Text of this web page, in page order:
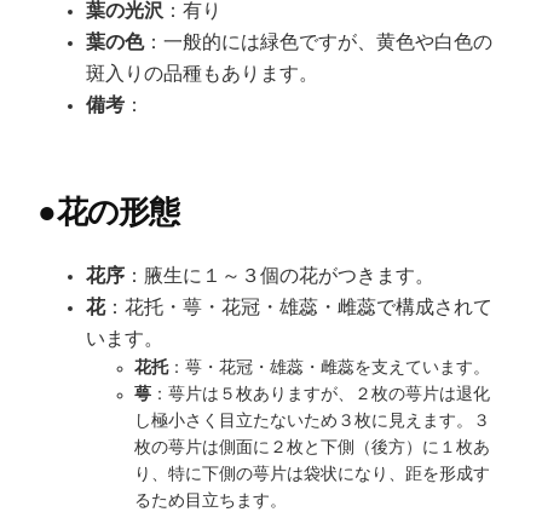
葉の光沢 ：有り
葉の色：一般的には緑色ですが、黄色や白色の
斑入りの品種もあります。
備考 ：
●花の形態
花序 ：腋生に１～３個の花がつきます。
花：花托・萼・花冠・雄蕊・雌蕊で構成されて
います。
花托：萼・花冠・雄蕊・雌蕊を支えています。
萼 ：萼片は５枚ありますが、２枚の萼片は退化
し極小さく目立たないため３枚に見えます。３
枚の萼片は側面に２枚と下側（後方）に１枚あ
り、特に下側の萼片は袋状になり、距を形成す
るため目立ちます。